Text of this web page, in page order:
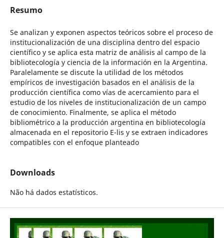
Resumo
Se analizan y exponen aspectos teóricos sobre el proceso de
institucionalización de una disciplina dentro del espacio
científico y se aplica esta matriz de análisis al campo de la
bibliotecología y ciencia de la información en la Argentina.
Paralelamente se discute la utilidad de los métodos
empíricos de investigación basados en el análisis de la
producción científica como vías de acercamiento para el
estudio de los niveles de institucionalización de un campo
de conocimiento. Finalmente, se aplica el método
bibliométrico a la producción argentina en bibliotecología
almacenada en el repositorio E-lis y se extraen indicadores
compatibles con el enfoque planteado
Downloads
Não há dados estatísticos.